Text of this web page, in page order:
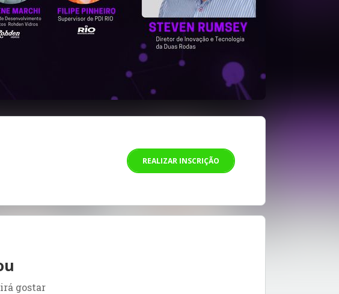
REALIZAR INSCRIÇÃO
gostar